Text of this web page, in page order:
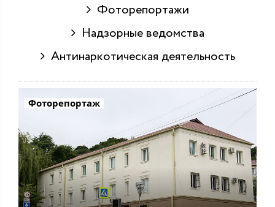
Фоторепортажи
Надзорные ведомства
Антинаркотическая деятельность
Фоторепортаж